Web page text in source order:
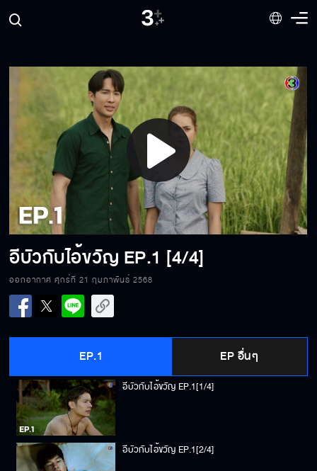
Play
Video
อีบัวกับไอ้ขวัญ EP.1 [4/4]
ออกอากาศ ศุกร์ที่ 21 กุมภาพันธ์ 2568
EP.1 EP อื่นๆ
อีบัวกับไอ้ขวัญ EP.1[1/4]
อีบัวกับไอ้ขวัญ EP.1[2/4]